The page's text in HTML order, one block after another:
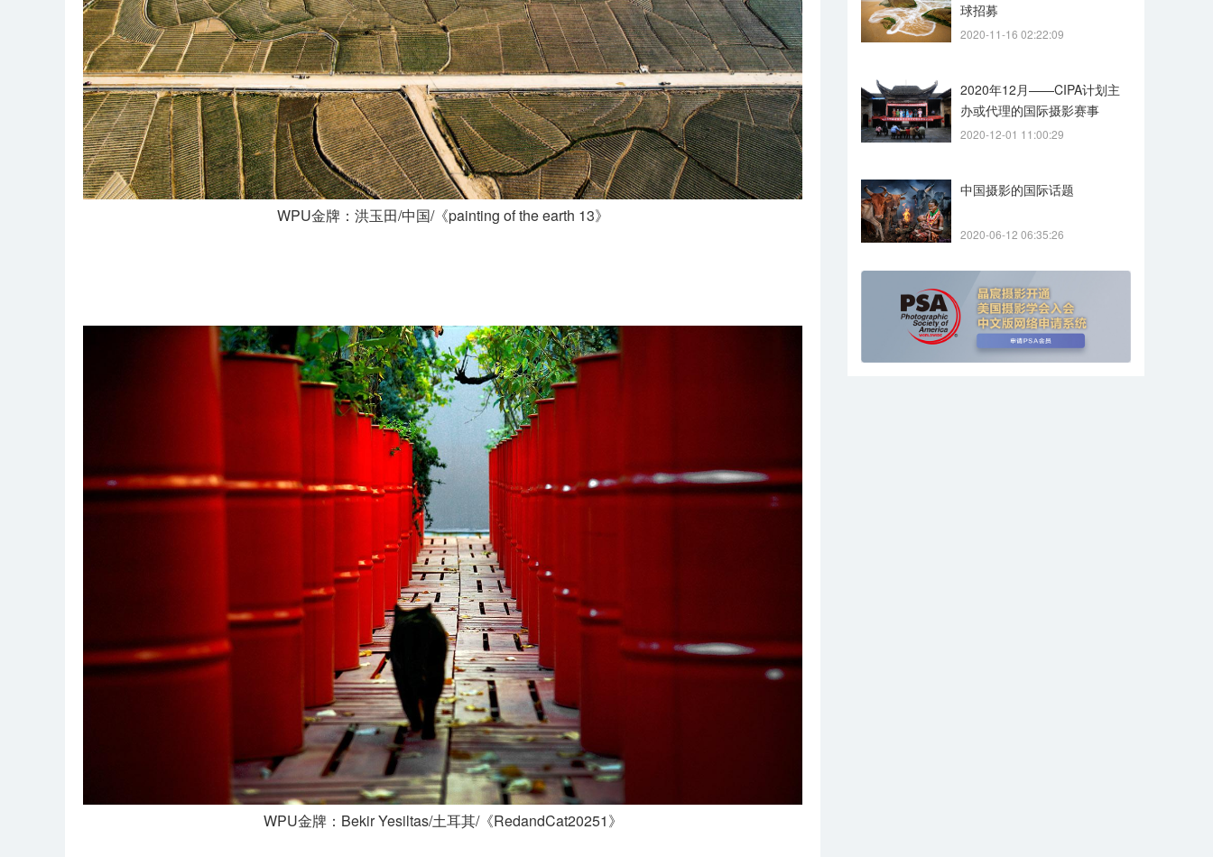
WPU金牌：洪玉田/中国/《painting of the earth 13》
WPU金牌：Bekir Yesiltas/土耳其/《RedandCat20251》
球招募
2020-11-16 02:22:09
2020年12月——CIPA计划主
办或代理的国际摄影赛事
2020-12-01 11:00:29
中国摄影的国际话题
2020-06-12 06:35:26